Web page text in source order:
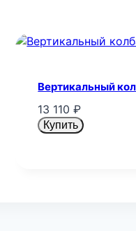
Вертикальный
13 110₽
Купить